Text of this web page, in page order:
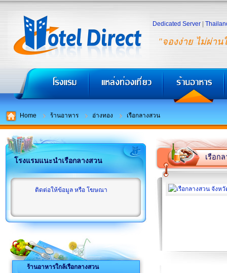
"จองง่าย ไม่ผ่าน
Dedicated Server
Home ร้านอาหาร อ่างทอง เรือกลางสวน
โรงแรมแนะนำเรือกลางสวน
ติดต่อให้ข้อมูล หรือ โฆษณา
ร้านอาหารใกล้เรือกลางสวน
เรือก